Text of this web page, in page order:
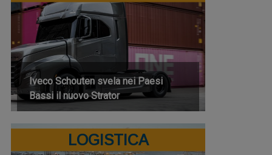
Iveco Schouten svela nei Paesi
Bassi il nuovo Strator
LOGISTICA